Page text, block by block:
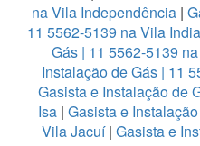
na Vila Independência|
11 5562-5139 na Vila
Gás | 11 5562-5139
Instalação de Gás | 11
Gasista e Instalação de
Isa| Gasista e
Vila Jacuí| Gasista e